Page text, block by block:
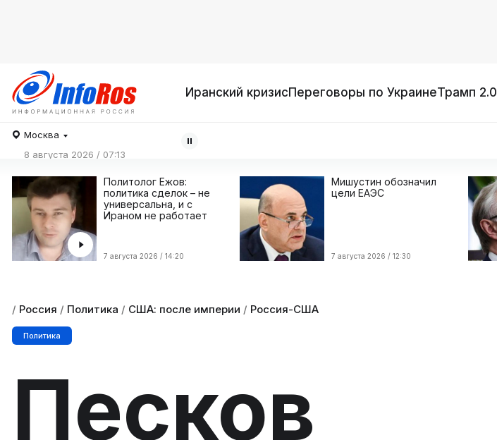
Иранский кризисПереговоры по УкраинеТрамп 2.0
Москва
8 августа 2026 / 07:13
Политолог Ежов:
политика сделок – не
универсальна, и с
Ираном не работает
7 августа 2026 / 14:20
Мишустин обозначил
цели ЕАЭС
7 августа 2026 / 12:30
/ Россия / Политика / США: после империи / Россия-США
Политика
Песков